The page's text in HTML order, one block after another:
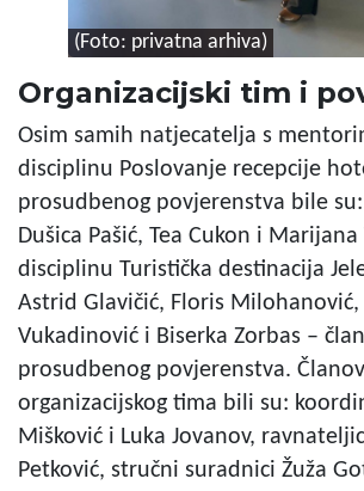
(Foto: privatna arhiva)
Organizacijski tim i
Osim samih natjecatelja s
disciplinu Poslovanje recepcije
prosudbenog povjerenstva bile su:
Dušica Pašić, Tea Cukon i Marijana
disciplinu Turistička destinacija
Astrid Glavičić, Floris Milohanović,
Vukadinović i Biserka Zorbas –
prosudbenog povjerenstva.
organizacijskog tima bili su:
Mišković i Luka Jovanov,
Petković, stručni suradnici Žuža